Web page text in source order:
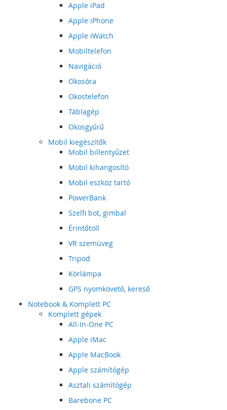
Apple iPad
Apple iPhone
Apple iWatch
Mobiltelefon
Navigáció
Okosóra
Okostelefon
Táblagép
Okosgyűrű
Mobil kiegészítők
Mobil billentyűzet
Mobil kihangosító
Mobil eszköz tartó
PowerBank
Szelfi bot, gimbal
Érintőtoll
VR szemüveg
Tripod
Körlámpa
GPS nyomkövető, kereső
Notebook & Komplett PC
Komplett gépek
All-In-One PC
Apple iMac
Apple MacBook
Apple számítógép
Asztali számítógép
Barebone PC